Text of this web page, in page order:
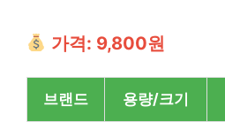
가격: 9,800원
브랜드 용량/크기